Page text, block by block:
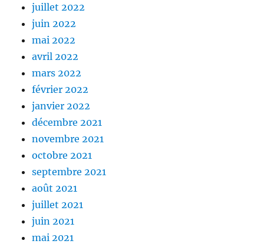
juillet 2022
juin 2022
mai 2022
avril 2022
mars 2022
février 2022
janvier 2022
décembre 2021
novembre 2021
octobre 2021
septembre 2021
août 2021
juillet 2021
juin 2021
mai 2021